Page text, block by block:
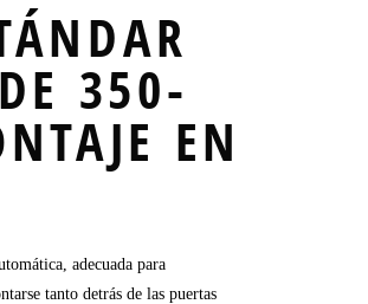
350-
EN
adecuada para
tanto detrás de las puertas